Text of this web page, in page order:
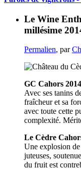
Le Wine
millésime
Permalien, par
GC Cahors
Avec ses tanins
fraîcheur et sa
avec toute cette
complexité.
Le Cèdre
Une explosion de
juteuses,
du fruit est